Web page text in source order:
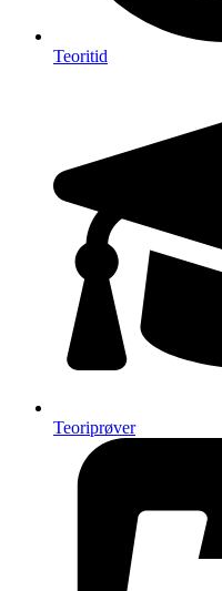
Teoritid
Teoriprøver